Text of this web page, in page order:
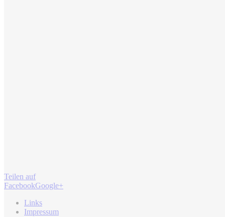
Teilen auf
FacebookGoogle+
Links
Impressum